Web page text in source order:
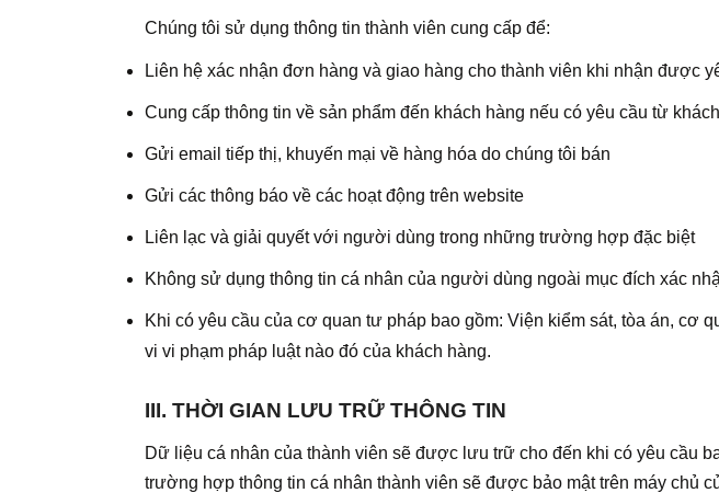
Chúng tôi sử dụng thông tin thành viên cung cấp để:
Liên hệ xác nhận đơn hàng và giao hàng cho thành viên khi nhận được
Cung cấp thông tin về sản phẩm đến khách hàng nếu có yêu cầu từ
Gửi email tiếp thị, khuyến mại về hàng hóa do chúng tôi bán
Gửi các thông báo về các hoạt động trên website
Liên lạc và giải quyết với người dùng trong những trường hợp đặc biệt
Không sử dụng thông tin cá nhân của người dùng ngoài mục đích xác
Khi có yêu cầu của cơ quan tư pháp bao gồm: Viện kiểm sát, tòa án, cơ
vi vi phạm pháp luật nào đó của khách hàng.
III. THỜI GIAN LƯU TRỮ THÔNG TIN
Dữ liệu cá nhân của thành viên sẽ được lưu trữ cho đến khi có yêu cầu
trường hợp thông tin cá nhân thành viên sẽ được bảo mật trên máy chủ